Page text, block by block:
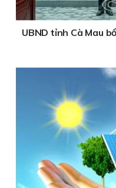
UBND tỉnh Cà Mau